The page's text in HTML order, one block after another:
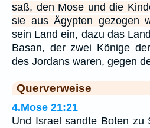
saß, den Mose und die
sie aus Ägypten gezogen
sein Land ein, dazu das
Basan, der zwei Könige
des Jordans waren, gegen
Querverweise
4.Mose 21:21
Und Israel sandte Boten zu